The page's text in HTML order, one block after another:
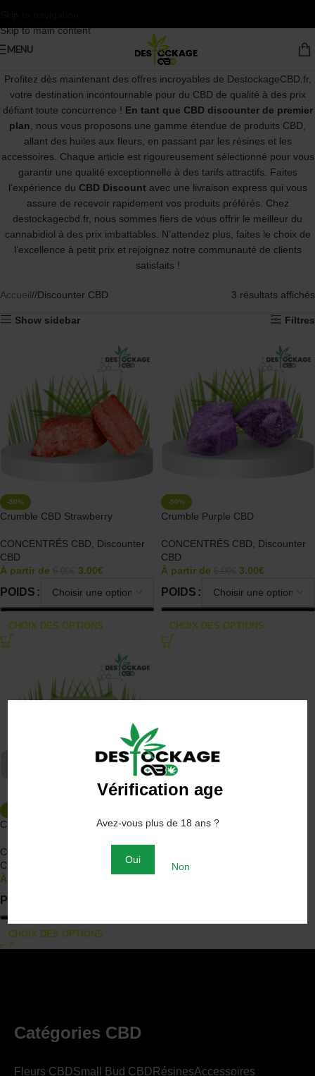
Skip to main content
MENU
Profitez dès maintenant des offres incroyables de DestockageCBD.fr,
votre destination incontournable pour du CBD de qualité à des prix
défiant toute concurrence ! En tant que CBD discounter de premier
plan , nous vous proposons une gamme étendue de produits CBD,
allant des huiles aux fleurs, en passant par les résines et les
accessoires. Chaque article est rigoureusement sélectionné pour vous
garantir une qualité exceptionnelle à des tarifs attractifs. Faites
l’expérience du CBD Discount avec une livraison express qui vous
assure de recevoir rapidement vos produits préférés. Chez
destockagecbd.fr, nous sommes fiers de vous offrir le meilleur du
cannabidiol à des prix imbattables. N’attendez plus, faites le choix de
l’excellence à petit prix et rejoignez notre communauté de clients
satisfaits !
Accueil/ Discounter CBD 3 résultats affichés
Show sidebar Filtres
-50%
Crumble CBD Strawberry
CONCENTRÉS CBD
Discounter
CBD
À partir de
3.00€
POIDS
CHOIX DES OPTIONS
-50%
Crumble Purple CBD
CONCENTRÉS CBD
Discounter
CBD
À partir de
3.00€
POIDS
CHOIX DES OPTIONS
-50%
Crumble Pomme CBD
CONCENTRÉS CBD
CBD
À partir de
POIDS
CHOIX DES OPTIONS
Catégories CBD
Fleurs CBDSmall Bud CBD RésinesAccessoires
Vérification age
Avez-vous plus de 18 ans ?
Oui
Non